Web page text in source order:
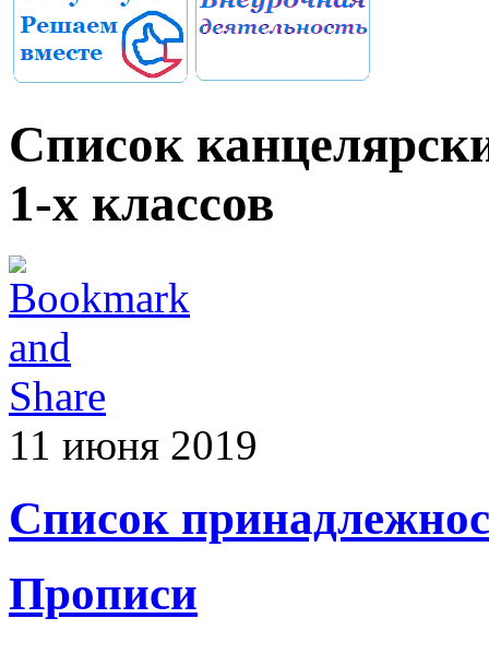
Список
1-х классов
11 июня 2019
Список
Прописи